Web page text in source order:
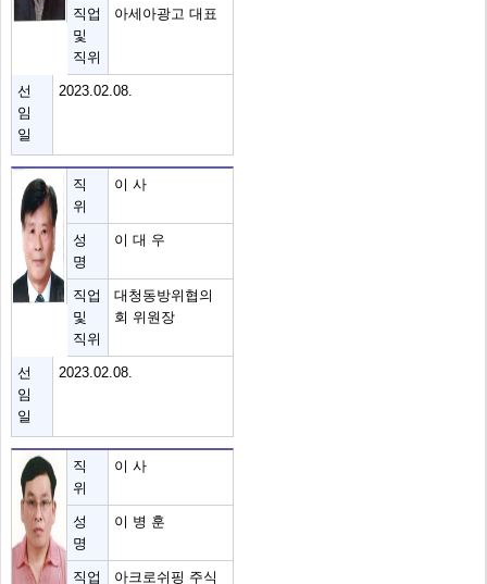
직업
및
직위
아세아광고 대표
선
임
일
2023.02.08.
직
위
이 사
성
명
이 대 우
직업
및
직위
대청동방위협의
회 위원장
선
임
일
2023.02.08.
직
위
이 사
성
명
이 병 훈
직업 아크로쉬핑 주식